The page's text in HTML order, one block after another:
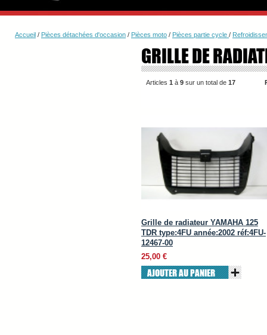
Accueil / Pièces détachées d'occasion / Pièces moto / Pièces partie cycle /
GRILLE DE
Articles 1 à 9 sur un total de 17
Grille de radiateur YAMAHA 125
TDR type:4FU année:2002 réf:4FU-
12467-00
25,00 €
AJOUTER AU PANIER